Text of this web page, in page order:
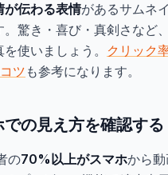
が伝わる表情があるサムネ
。驚き・喜び・真剣さなど
使いましょう。 クリック
ツ も参考になります。
の見え方を確認する
の70%以上がスマホから